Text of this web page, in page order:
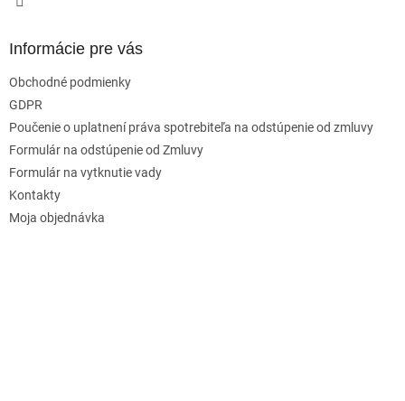
Informácie pre vás
Obchodné podmienky
GDPR
Poučenie o uplatnení práva spotrebiteľa na odstúpenie od zmluvy
Formulár na odstúpenie od Zmluvy
Formulár na vytknutie vady
Kontakty
Moja objednávka